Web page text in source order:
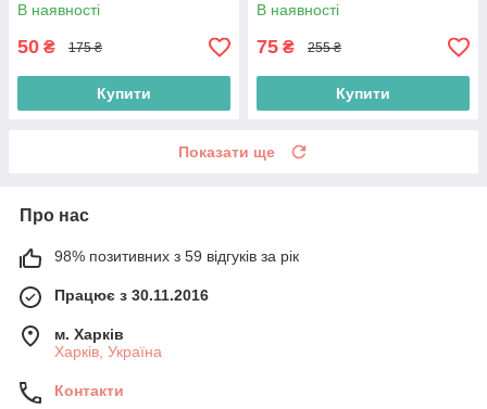
В наявності
50 ₴ 175 ₴
Купити
В наявності
75 ₴ 255 ₴
Купити
Показати ще
Про нас
98% позитивних з 59 відгуків за рік
Працює з 30.11.2016
м. Харків
Харків, Україна
Контакти